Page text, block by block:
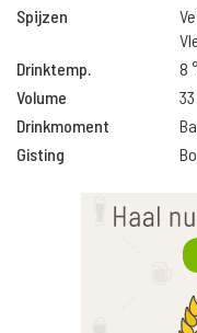
Spijzen
Drinktemp.
8
Volume
Drinkmoment
Gisting